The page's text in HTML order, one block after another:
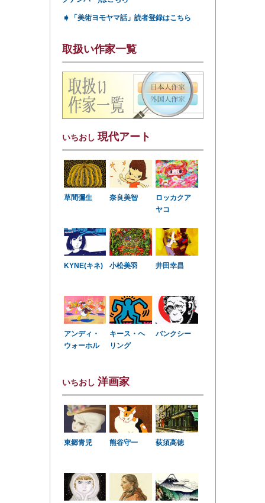
➧ 「美術ヨモヤマ話」読者登録はこちら
取扱い作家一覧
いちおし 現代アート
草間彌生 奈良美智
ロッカクア
ヤコ
KYNE(キネ) 小松美羽 井田幸昌
アンディ・
ウォーホル
キース・ヘ
リング
バンクシー
いちおし 洋画家
東郷青児 熊谷守一 荻須高徳